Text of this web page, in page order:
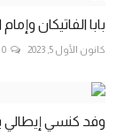
بابا الفاتيكان
كانون الأول 5, 2023 0
وفد كنسي إيطالي